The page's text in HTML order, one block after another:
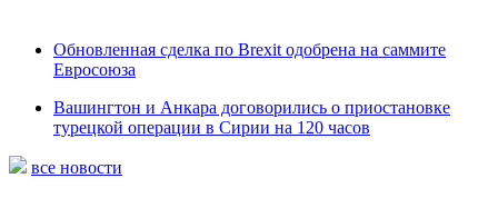
Обновленная сделка по Brexit одобрена на саммите
Евросоюза
Вашингтон и Анкара договорились о приостановке
турецкой операции в Сирии на 120 часов
все новости